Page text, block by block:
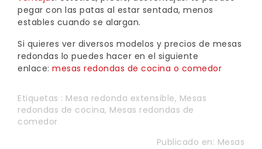
pegar con las patas al estar sentada, menos
estables cuando se alargan.
Si quieres ver diversos modelos y precios de mesas
redondas lo puedes hacer en el siguiente
enlace: mesas redondas de cocina o comedor
Etiquetas : Mesa redonda extensible, Mesas
redondas de cocina, Mesas redondas de
comedor
Publicado en: Mesas